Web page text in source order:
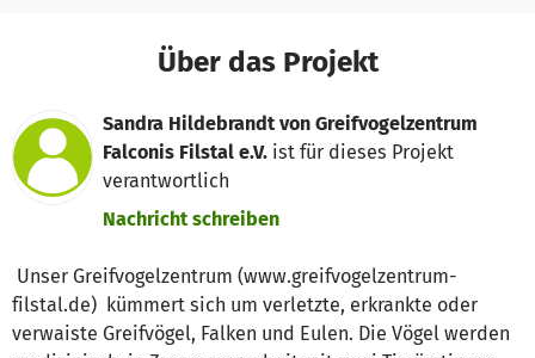
Über das Projekt
Sandra Hildebrandt von Greifvogelzentrum
Falconis Filstal e.V. ist für dieses Projekt
verantwortlich
Nachricht schreiben
Unser Greifvogelzentrum (www.greifvogelzentrum-
filstal.de) kümmert sich um verletzte, erkrankte oder
verwaiste Greifvögel, Falken und Eulen. Die Vögel werden